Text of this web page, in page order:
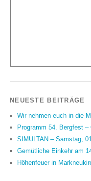
NEUESTE BEITRÄGE
Wir nehmen euch in die
Programm 54. Bergfest
SIMULTAN – Samstag,
Gemütliche Einkehr am
Höhenfeuer in